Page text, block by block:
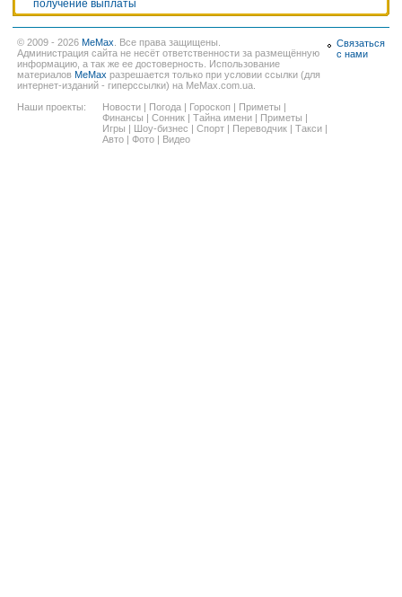
получение выплаты
© 2009 - 2026 MeMax . Все права защищены.
Администрация сайта не несёт ответственности за размещённую
информацию, а так же ее достоверность. Использование
материалов MeMax разрешается только при условии ссылки (для
интернет-изданий - гиперссылки) на MeMax.com.ua.
Наши проекты:
Новости | Погода | Гороскоп | Приметы |
Финансы | Сонник | Тайна имени | Приметы |
Игры | Шоу-бизнес | Спорт | Переводчик | Такси |
Авто | Фото | Видео
Связаться
с нами